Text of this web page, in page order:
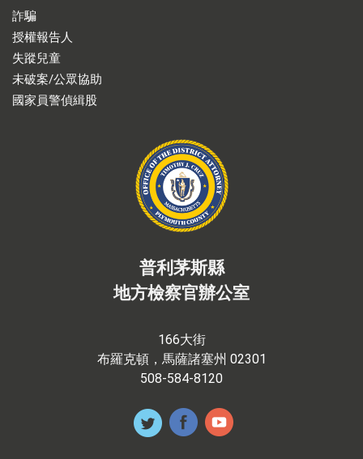
詐騙
授權報告人
失蹤兒童
未破案/公眾協助
國家員警偵緝股
普利茅斯縣
地方檢察官辦公室
166大街
布羅克頓，馬薩諸塞州 02301
508-584-8120